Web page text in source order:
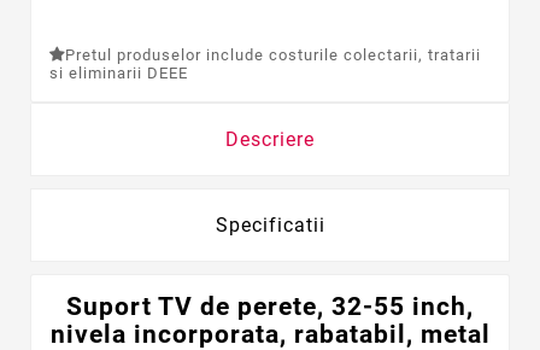
Pretul produselor include costurile colectarii, tratarii
si eliminarii DEEE
Descriere
Specificatii
Suport TV de perete, 32-55 inch,
nivela incorporata, rabatabil, metal